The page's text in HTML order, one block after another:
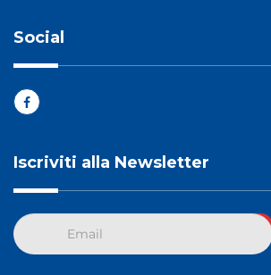
Social
Iscriviti alla Newsletter